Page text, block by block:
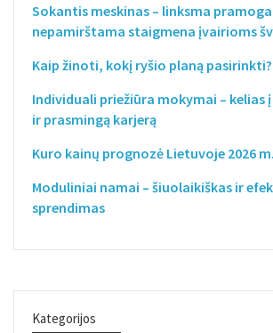
Sokantis meskinas – linksma
nepamirštama staigmena įvairioms
Kaip žinoti, kokį ryšio planą pasirinkti?
Individuali priežiūra mokymai – kelias
ir prasmingą karjerą
Kuro kainų prognozė Lietuvoje 2026 m.
Moduliniai namai – šiuolaikiškas ir
sprendimas
Kategorijos